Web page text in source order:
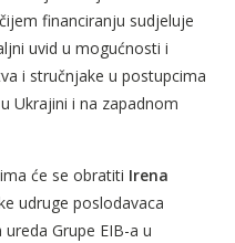
financiranju sudjeluje
uvid u mogućnosti i
i stručnjake u postupcima
Ukrajini i na zapadnom
će se obratiti Irena
udruge poslodavaca
Grupe EIB-a u